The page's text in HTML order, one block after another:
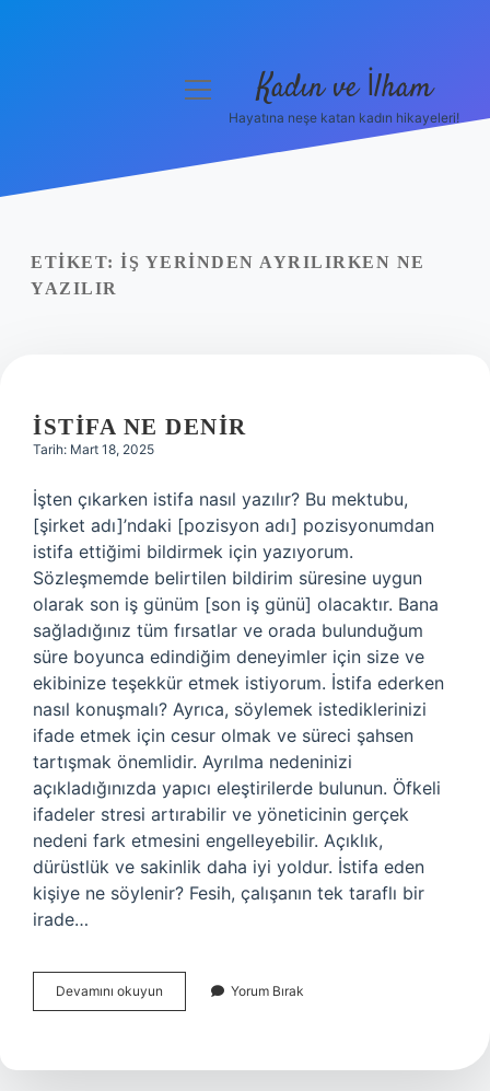
Yasal Uyarı
menüyü
Kadın ve İlham
Hayatına neşe katan kadın hikayeleri!
ETIKET: İŞ YERINDEN AYRILIRKEN NE
YAZILIR
İSTIFA NE DENIR
Tarih: Mart 18, 2025
İşten çıkarken istifa nasıl yazılır? Bu mektubu,
[şirket adı]’ndaki [pozisyon adı] pozisyonumdan
istifa ettiğimi bildirmek için yazıyorum.
Sözleşmemde belirtilen bildirim süresine uygun
olarak son iş günüm [son iş günü] olacaktır. Bana
sağladığınız tüm fırsatlar ve orada bulunduğum
süre boyunca edindiğim deneyimler için size ve
ekibinize teşekkür etmek istiyorum. İstifa ederken
nasıl konuşmalı? Ayrıca, söylemek istediklerinizi
ifade etmek için cesur olmak ve süreci şahsen
tartışmak önemlidir. Ayrılma nedeninizi
açıkladığınızda yapıcı eleştirilerde bulunun. Öfkeli
ifadeler stresi artırabilir ve yöneticinin gerçek
nedeni fark etmesini engelleyebilir. Açıklık,
dürüstlük ve sakinlik daha iyi yoldur. İstifa eden
kişiye ne söylenir? Fesih, çalışanın tek taraflı bir
irade…
Devamını okuyun
Ne
Yorum Bırak